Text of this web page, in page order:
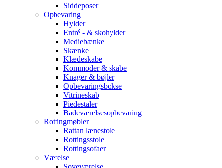
Siddeposer
Opbevaring
Hylder
Entré - & skohylder
Mediebænke
Skænke
Klædeskabe
Kommoder & skabe
Knager & bøjler
Opbevaringsbokse
Vitrineskab
Piedestaler
Badeværelsesopbevaring
Rottingmøbler
Rattan lænestole
Rottingsstole
Rottingsofaer
Værelse